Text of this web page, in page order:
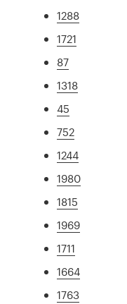
1288
1721
87
1318
45
752
1244
1980
1815
1969
1711
1664
1763